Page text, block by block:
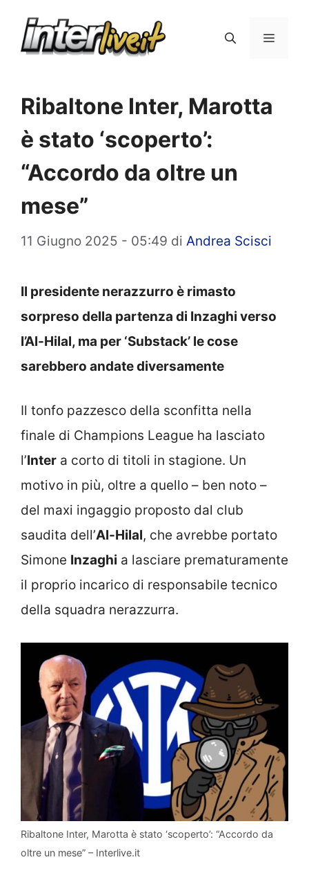
Menu
Ribaltone Inter, Marotta
è stato ‘scoperto’:
“Accordo da oltre un
mese”
11 Giugno 2025 - 05:49 di Andrea Scisci
Il presidente nerazzurro è rimasto
sorpreso della partenza di Inzaghi verso
l’Al-Hilal, ma per ‘Substack’ le cose
sarebbero andate diversamente
Il tonfo pazzesco della sconfitta nella
finale di Champions League ha lasciato
l’Inter a corto di titoli in stagione. Un
motivo in più, oltre a quello – ben noto –
del maxi ingaggio proposto dal club
saudita dell’Al-Hilal, che avrebbe portato
Simone Inzaghi a lasciare prematuramente
il proprio incarico di responsabile tecnico
della squadra nerazzurra.
Ribaltone Inter, Marotta è stato ‘scoperto’: “Accordo da
oltre un mese” – Interlive.it